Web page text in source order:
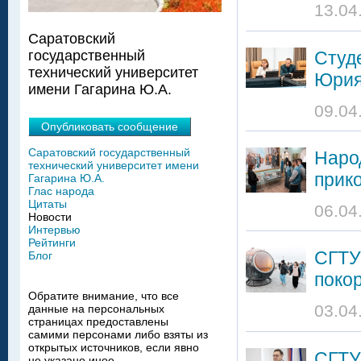
Юрия
СГТУ
Саратовский
государственный
технический университет
имени Гагарина Ю.А.
Опубликовать сообщение
Саратовский государственный
технический университет имени
Гагарина Ю.А.
Глас народа
Цитаты
Новости
Интервью
Рейтинги
Блог
Обратите внимание, что все
данные на персональных
страницах предоставлены
самими персонами либо взяты из
открытых источников, если явно